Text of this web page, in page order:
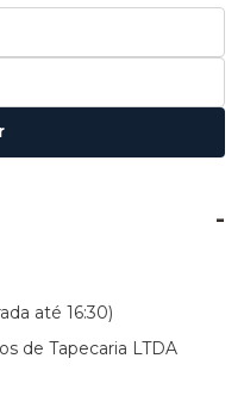
até 16:30)
de Tapecaria LTDA